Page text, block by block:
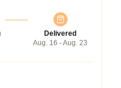
Delivered
Aug. 16 - Aug. 23